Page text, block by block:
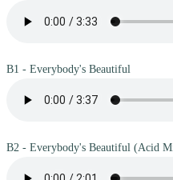
B1 - Everybody's Beautiful
B2 - Everybody's Beautiful (Acid